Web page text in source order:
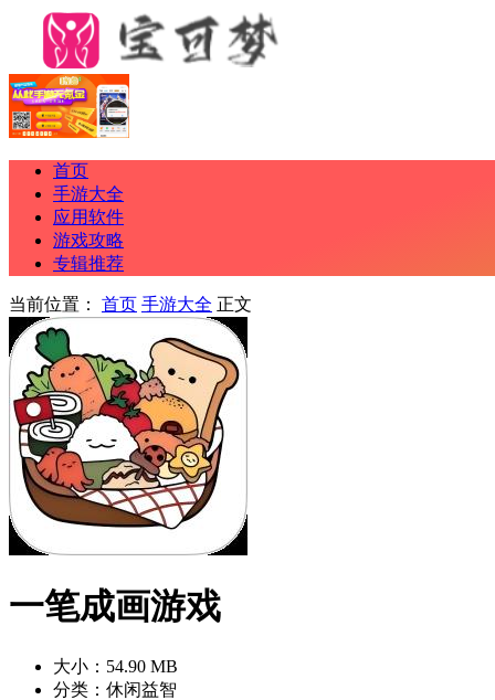
首页
手游大全
应用软件
游戏攻略
专辑推荐
当前位置： 首页 手游大全 正文
一笔成画游戏
大小：54.90 MB
分类：休闲益智